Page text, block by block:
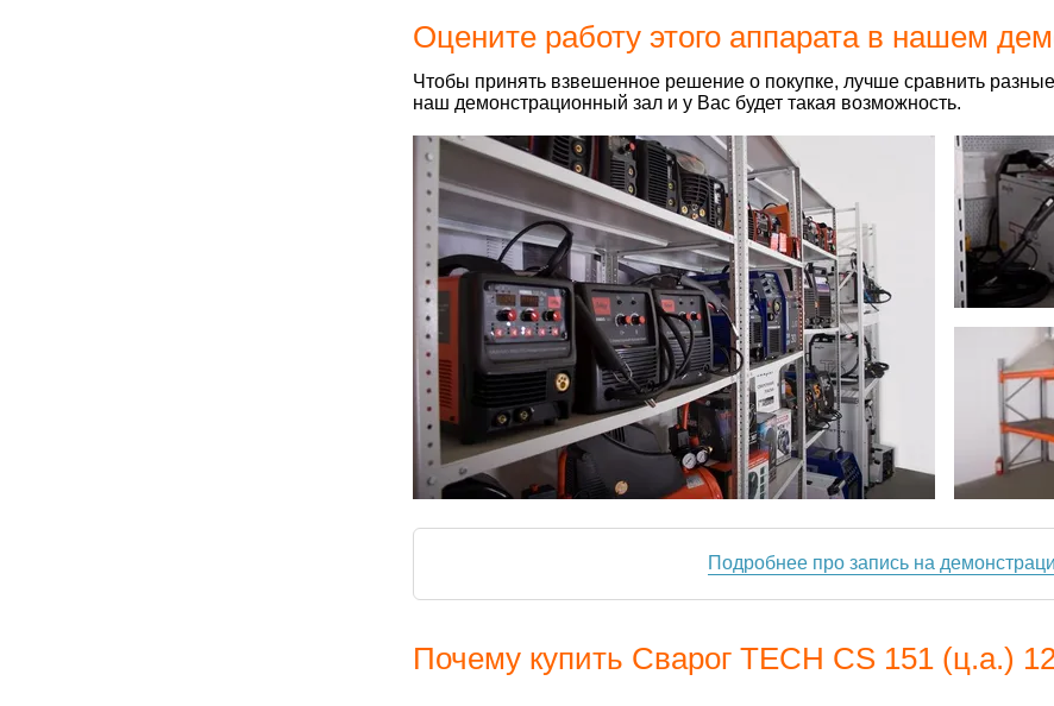
Оцените работу этого аппарата в нашем
Чтобы принять взвешенное решение о покупке, лучше сравнить
наш демонстрационный зал и у Вас будет такая возможность.
Подробнее про запись на
Почему купить Сварог TECH CS 151 (ц.а.)